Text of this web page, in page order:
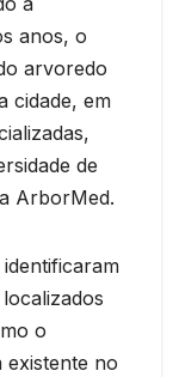
anos, o
arvoredo
cidade, em
de
ArborMed.
o
existente no